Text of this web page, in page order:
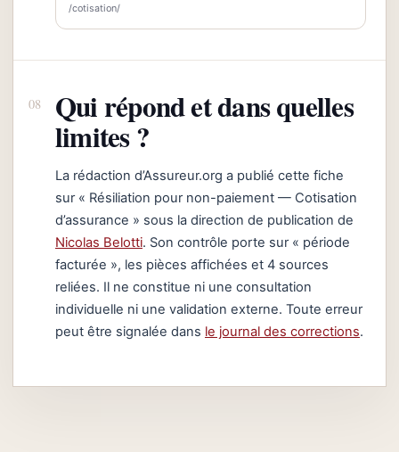
/cotisation/
Qui répond et dans quelles
limites ?
La rédaction d’Assureur.org a publié cette fiche
sur « Résiliation pour non-paiement — Cotisation
d’assurance » sous la direction de publication de
Nicolas Belotti. Son contrôle porte sur « période
facturée », les pièces affichées et 4 sources
reliées. Il ne constitue ni une consultation
individuelle ni une validation externe. Toute erreur
peut être signalée dans le journal des corrections.